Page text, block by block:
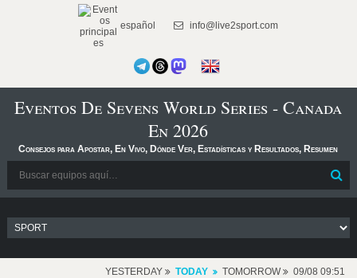
español info@live2sport.com
Eventos De Sevens World Series - Canada
En 2026
Consejos para Apostar, En Vivo, Dónde Ver, Estadísticas y Resultados, Resumen
YESTERDAY TODAY TOMORROW 09/08 09:51